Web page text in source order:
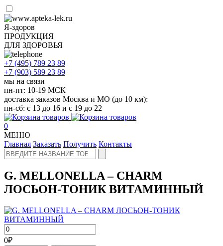
Я-здоров
ПРОДУКЦИЯ
ДЛЯ ЗДОРОВЬЯ
+7 (495) 789 23 89
+7 (903) 589 23 89
мы на связи
пн-пт: 10-19 МСК
доставка заказов Москва и МО (до 10 км):
пн-сб: с 13 до 16 и с 19 до 22
0
МЕНЮ
Главная Заказать Получить Контакты
G. MELLONELLA – CHARM
ЛОСЬОН-ТОНИК ВИТАМИННЫЙ
0₽